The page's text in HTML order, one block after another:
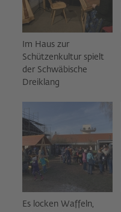
Im Haus zur
Schützenkultur spielt
der Schwäbische
Dreiklang
Es locken Waffeln,